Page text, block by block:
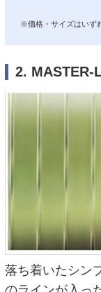
※価格・サイズはいず
2. MASTER-
落ち着いたシン